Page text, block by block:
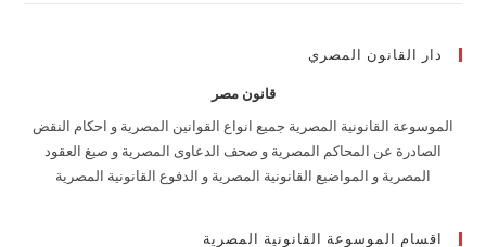
دار القانون المصري
قانون مصر
الموسوعة القانونية المصرية جميع انواع القوانين المصرية و احكام النقض
الصادرة عن المحاكم المصرية و صحف الدعاوى المصرية و صيغ العقود
المصرية و المواضيع القانونية المصرية و الدفوع القانونية المصرية
اقسام الموسوعة القانونية المصرية